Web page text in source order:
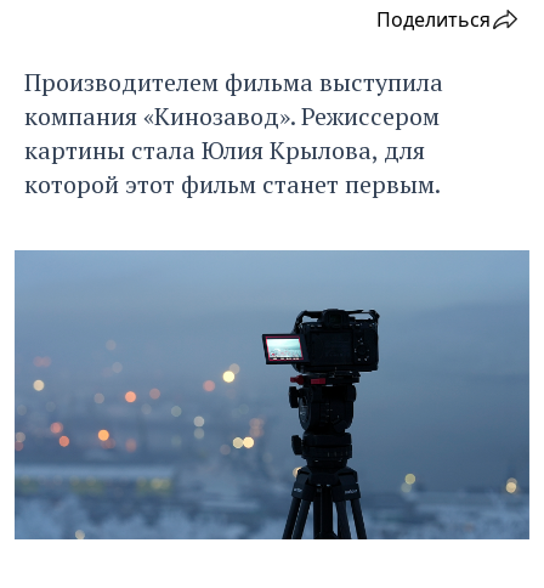
Поделиться
Производителем фильма выступила
компания «Кинозавод». Режиссером
картины стала Юлия Крылова, для
которой этот фильм станет первым.